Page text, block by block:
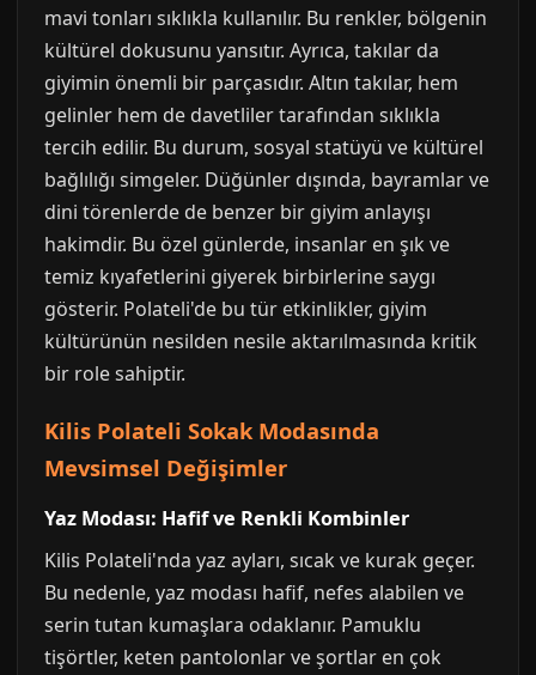
mavi tonları sıklıkla kullanılır. Bu renkler, bölgenin
kültürel dokusunu yansıtır. Ayrıca, takılar da
giyimin önemli bir parçasıdır. Altın takılar, hem
gelinler hem de davetliler tarafından sıklıkla
tercih edilir. Bu durum, sosyal statüyü ve kültürel
bağlılığı simgeler. Düğünler dışında, bayramlar ve
dini törenlerde de benzer bir giyim anlayışı
hakimdir. Bu özel günlerde, insanlar en şık ve
temiz kıyafetlerini giyerek birbirlerine saygı
gösterir. Polateli'de bu tür etkinlikler, giyim
kültürünün nesilden nesile aktarılmasında kritik
bir role sahiptir.
Kilis Polateli Sokak Modasında
Mevsimsel Değişimler
Yaz Modası: Hafif ve Renkli Kombinler
Kilis Polateli'nda yaz ayları, sıcak ve kurak geçer.
Bu nedenle, yaz modası hafif, nefes alabilen ve
serin tutan kumaşlara odaklanır. Pamuklu
tişörtler, keten pantolonlar ve şortlar en çok